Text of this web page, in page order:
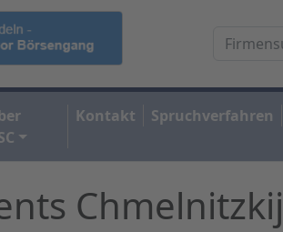
Kontakt Spruchverfahren
Chmelnitzkij